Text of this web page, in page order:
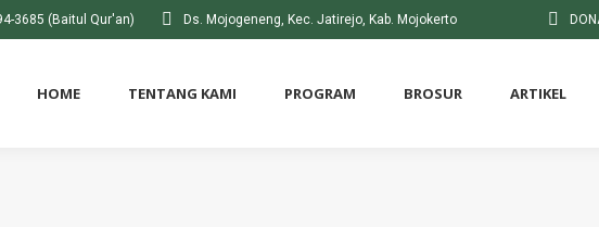
3685 (Baitul Qur'an) Ds. Mojogeneng, Kec. Jatirejo, Kab. Mojokerto
HOME TENTANG KAMI PROGRAM BROSUR ARTIKEL